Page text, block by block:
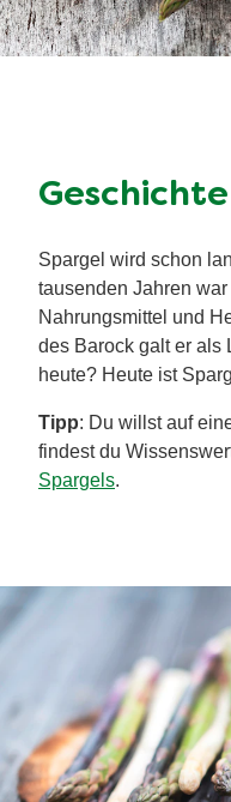
Spargel wird schon
tausenden Jahren
Nahrungsmittel und
des Barock galt er als
heute? Heute ist
Tipp: Du willst auf
findest du
Spargels.